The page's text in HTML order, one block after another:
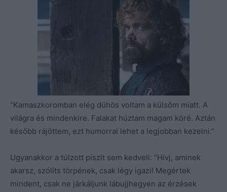
“Kamaszkoromban elég dühös voltam a külsőm miatt. A
világra és mindenkire. Falakat húztam magam köré. Aztán
később rájöttem, ezt humorral lehet a legjobban kezelni.”
Ugyanakkor a túlzott píszít sem kedveli: “Hívj, aminek
akarsz, szólíts törpének, csak légy igazi! Megértek
mindent, csak ne járkáljunk lábujjhegyen az érzések